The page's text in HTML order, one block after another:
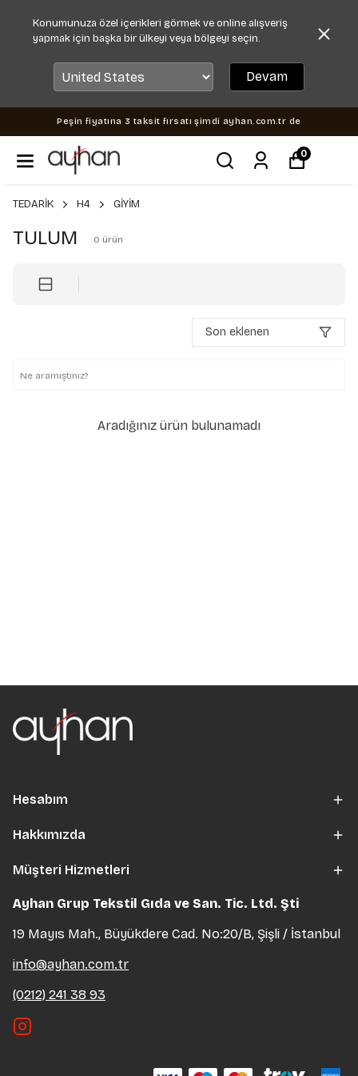
Konumunuza özel içerikleri görmek ve online alışveriş
yapmak için başka bir ülkeyi veya bölgeyi seçin.
Devam
Peşin fiyatına 3 taksit fırsatı şimdi ayhan.com.tr de
0
TEDARİK H4 GİYİM
TULUM 0 ürün
Son eklenen
Aradığınız ürün bulunamadı
Hesabım
Hakkımızda
Müşteri Hizmetleri
Ayhan Grup Tekstil Gıda ve San. Tic. Ltd. Şti
19 Mayıs Mah., Büyükdere Cad. No:20/B, Şişli / İstanbul
info@ayhan.com.tr
(0212) 241 38 93